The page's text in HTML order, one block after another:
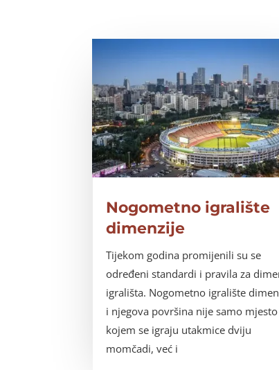
Nogometno igralište
dimenzije
Tijekom godina promijenili su se
određeni standardi i pravila za
igrališta. Nogometno igralište
i njegova površina nije samo mjesto
kojem se igraju utakmice dviju
momčadi, već i